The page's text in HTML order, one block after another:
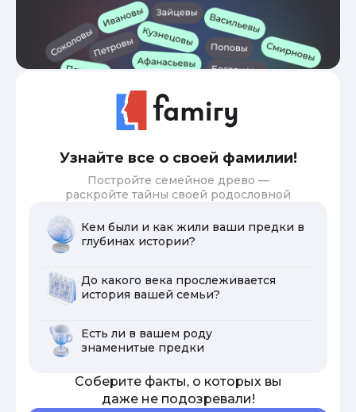
Узнайте все о своей фамилии!
Постройте семейное древо —
раскройте тайны своей родословной
Кем были и как жили ваши предки в
глубинах истории?
До какого века прослеживается
история вашей семьи?
Есть ли в вашем роду
знаменитые предки
Соберите факты, о которых вы
даже не подозревали!